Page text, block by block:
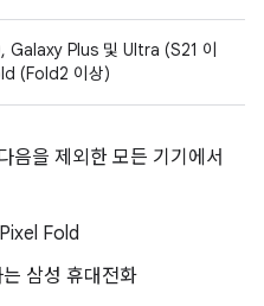
Plus 및 Ultra (S21 이
(Fold2 이상)
음을 제외한 모든 기기에서
Fold
삼성 휴대전화